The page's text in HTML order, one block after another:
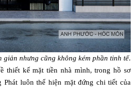
giản nhưng cũng không kém phần tinh tế.
thiết kế mặt tiền nhà mình, trong hồ sơ
Phát luôn thể hiện mặt đứng chi tiết của